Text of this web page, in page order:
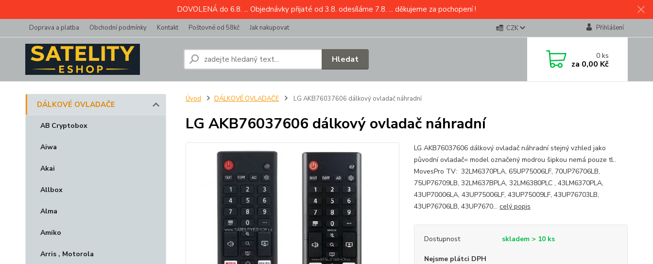
DOVOLENÁ do 6.8. ... Objednávky přijaté od 3.8. odesíláme 7.8. ... děkujeme za pochopení !
Doprava a platba Obchodní podmínky Kontakt Poštovné od 58kč Jak nakupovat CZK Přihlášení
Hledat 0ks
za 0,00 Kč
DÁLKOVÉ OVLADAČE
AB Cryptobox
Aiwa
Akai
Allbox
Alma
Amiko
Arris , Motorola
Úvod DÁLKOVÉ OVLADAČE LG AKB76037606 dálkový ovladač náhradní
LG AKB76037606 dálkový ovladač náhradní
LG AKB76037606 dálkový ovladač náhradní stejný vzhled jako
původní ovladač= model označený modrou šipkou nemá pouze tl..
MovesPro TV: 32LM6370PLA, 65UP75006LF, 70UP76706LB,
75UP76709LB, 32LM637BPLA, 32LM6380PLC , 43LM6370PLA,
43UP70006LA, 43UP75006LF, 43UP75009LF, 43UP76703LB,
43UP76706LB, 43UP7670... celý popis
Dostupnost skladem > 10 ks
Nejsme plátci DPH